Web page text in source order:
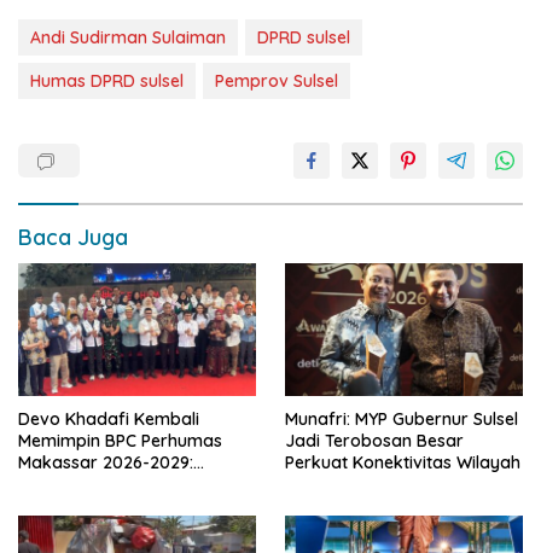
Andi Sudirman Sulaiman
DPRD sulsel
Humas DPRD sulsel
Pemprov Sulsel
Baca Juga
Devo Khadafi Kembali
Memimpin BPC Perhumas
Makassar 2026-2029:
Multidimensi
Munafri: MYP Gubernur Sulsel
Jadi Terobosan Besar
Perkuat Konektivitas Wilayah